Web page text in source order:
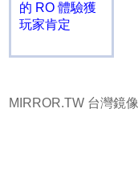
的 RO 體驗獲
玩家肯定
MIRROR.TW 台灣鏡像